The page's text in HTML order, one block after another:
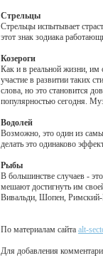
Стрельцы
Стрельцы испытывает
этот знак зодиака
Козероги
Как и в реальной жизни, им
участие в развитии таких
слова, но это становится
популярностью сегодня.
Водолей
Возможно, это один из
делать это одинаково
Рыбы
В большинстве случаев -
мешают достигнуть им
Вивальди, Шопен, Римский-
По материалам сайта alt-
Для добавления